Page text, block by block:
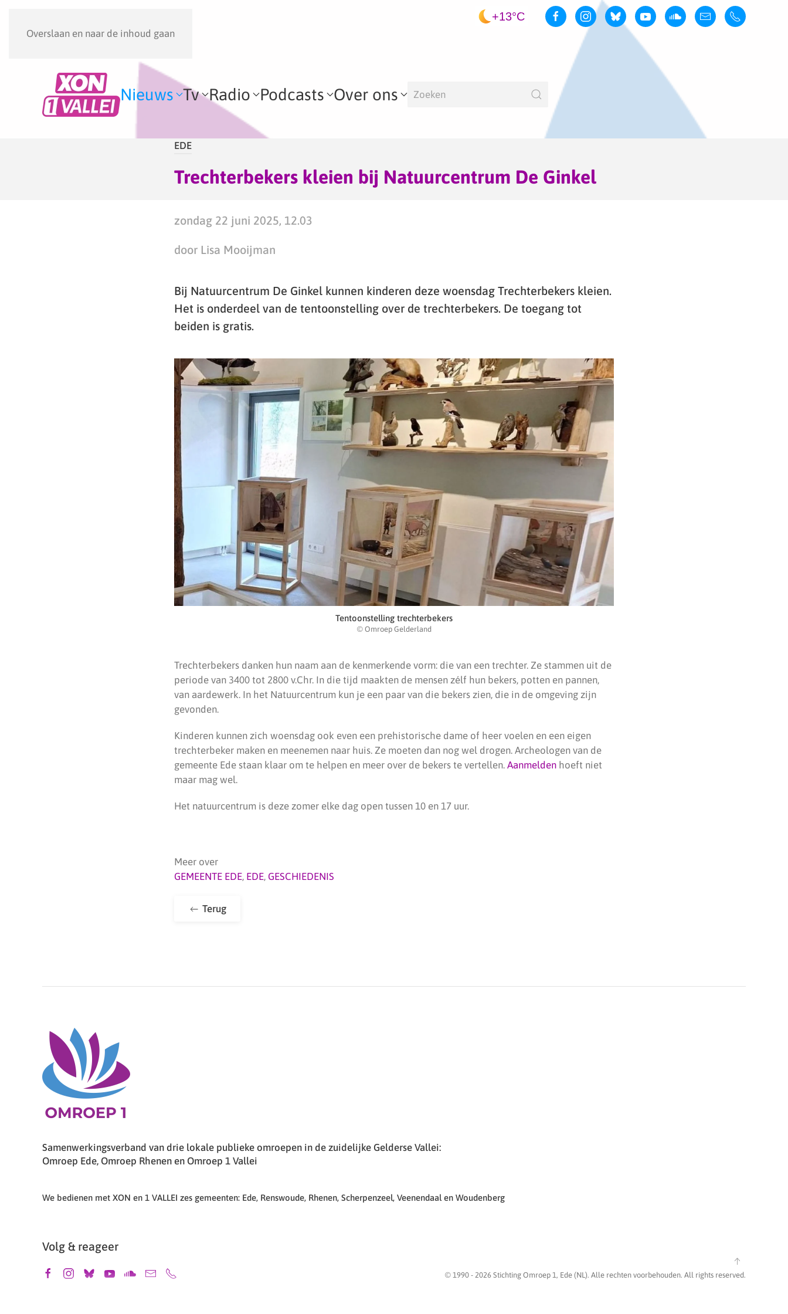
Overslaan en naar de inhoud gaan
+13°C
Nieuws Tv Radio Podcasts Over ons
EDE
Trechterbekers kleien bij Natuurcentrum De Ginkel
zondag 22 juni 2025, 12.03
door Lisa Mooijman
Bij Natuurcentrum De Ginkel kunnen kinderen deze woensdag Trechterbekers kleien.
Het is onderdeel van de tentoonstelling over de trechterbekers. De toegang tot
beiden is gratis.
Tentoonstelling trechterbekers
© Omroep Gelderland
Trechterbekers danken hun naam aan de kenmerkende vorm: die van een trechter. Ze stammen uit de
periode van 3400 tot 2800 v.Chr. In die tijd maakten de mensen zélf hun bekers, potten en pannen,
van aardewerk. In het Natuurcentrum kun je een paar van die bekers zien, die in de omgeving zijn
gevonden.
Kinderen kunnen zich woensdag ook even een prehistorische dame of heer voelen en een eigen
trechterbeker maken en meenemen naar huis. Ze moeten dan nog wel drogen. Archeologen van de
gemeente Ede staan klaar om te helpen en meer over de bekers te vertellen. Aanmelden hoeft niet
maar mag wel.
Het natuurcentrum is deze zomer elke dag open tussen 10 en 17 uur.
Meer over
GEMEENTE EDE, EDE, GESCHIEDENIS
Terug
Samenwerkingsverband van drie lokale publieke omroepen in de zuidelijke Gelderse Vallei:
Omroep Ede, Omroep Rhenen en Omroep 1 Vallei
We bedienen met XON en 1 VALLEI zes gemeenten: Ede, Renswoude, Rhenen, Scherpenzeel, Veenendaal en Woudenberg
Volg & reageer
© 1990 - 2026 Stichting Omroep 1, Ede (NL). Alle rechten voorbehouden. All rights reserved.